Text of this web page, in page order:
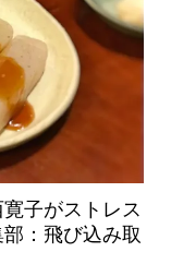
子がストレス
：飛び込み取